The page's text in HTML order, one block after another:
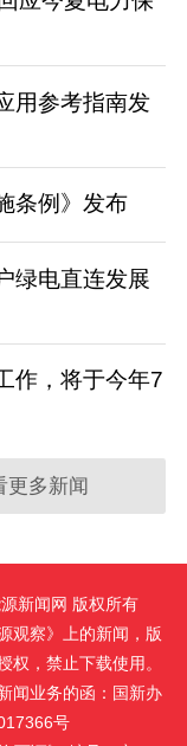
用参考指南发
条例》发布
绿电直连发展
作，将于今年7
更多新闻
新闻网 版权所有
观察》上的新闻，版
权，禁止下载使用。
闻业务的函：国新办
号